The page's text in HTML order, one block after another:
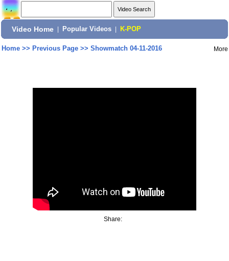
Video Home Popular Videos K-POP
Home>> Previous Page>> Showmatch 04-11-2016 More
Share: